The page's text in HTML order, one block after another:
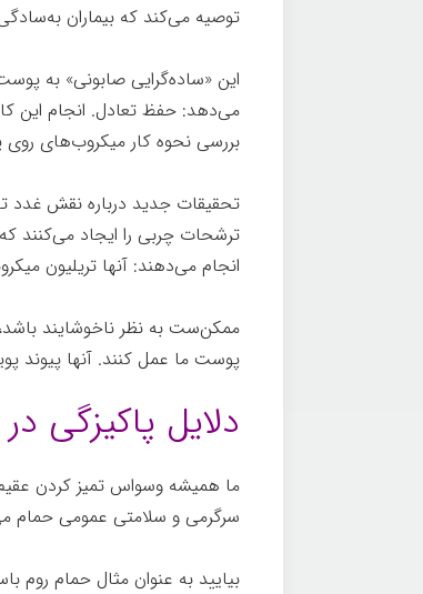
توصیه می‌کند که بیماران
این «ساده‌گرایی صابونی» به
می‌دهد: حفظ تعادل. انجام این
بررسی نحوه کار میکروب‌های
تحقیقات جدید درباره نقش غدد
ترشحات چربی را ایجاد می‌کنند
انجام می‌دهند: آنها تریلیون
ممکن‌ست به نظر ناخوشایند
پوست ما عمل کنند. آنها پیوند
دلایل پاکیزگی
ما همیشه وسواس تمیز کردن عقیم
سرگرمی و سلامتی عمومی حمام
بیایید به عنوان مثال حمام روم